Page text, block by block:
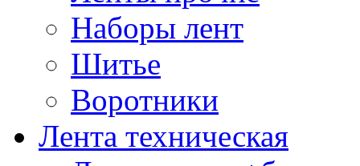
Наборы лент
Шитье
Воротники
Лента техническая